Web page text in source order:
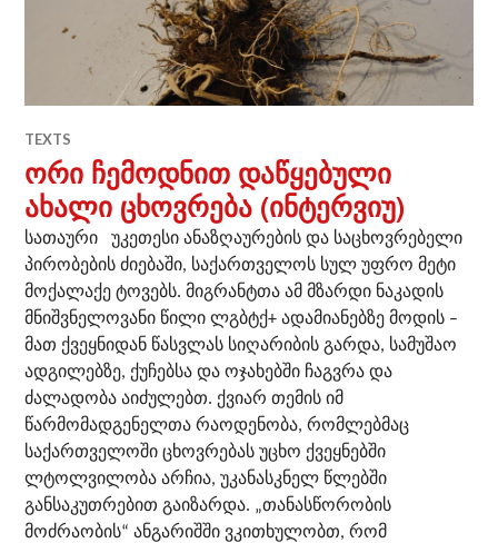
TEXTS
ორი ჩემოდნით დაწყებული
ახალი ცხოვრება (ინტერვიუ)
სათაური უკეთესი ანაზღაურების და საცხოვრებელი
პირობების ძიებაში, საქართველოს სულ უფრო მეტი
მოქალაქე ტოვებს. მიგრანტთა ამ მზარდი ნაკადის
მნიშვნელოვანი წილი ლგბტქ+ ადამიანებზე მოდის –
მათ ქვეყნიდან წასვლას სიღარიბის გარდა, სამუშაო
ადგილებზე, ქუჩებსა და ოჯახებში ჩაგვრა და
ძალადობა აიძულებთ. ქვიარ თემის იმ
წარმომადგენელთა რაოდენობა, რომლებმაც
საქართველოში ცხოვრებას უცხო ქვეყნებში
ლტოლვილობა არჩია, უკანასკნელ წლებში
განსაკუთრებით გაიზარდა. „თანასწორობის
მოძრაობის“ ანგარიშში ვკითხულობთ, რომ